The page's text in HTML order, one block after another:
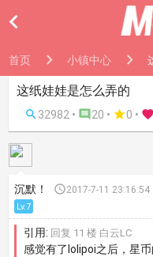

首页 小镇中心
这纸娃娃是怎么弄的
 32982 •  20 • 0 • 
沉默！ 2017-7-11 23:16:54
Lv.7
引用: 回复 11 楼 白云LC
感觉有了lolipoi之后，星